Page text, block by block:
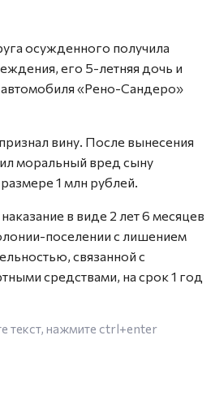
осужденного получила
его 5-летняя дочь и
автомобиля «Рено-Сандеро»
вину. После вынесения
моральный вред сыну
1 млн рублей.
в виде 2 лет 6 месяцев
поселении с лишением
связанной с
средствами, на срок 1 год
текст, нажмите ctrl+enter